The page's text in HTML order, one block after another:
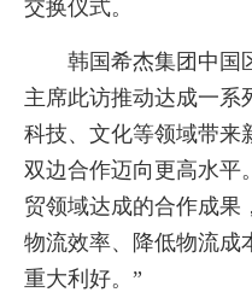
交换仪式。
韩国希杰集团中国
主席此访推动达成一系
科技、文化等领域带来
双边合作迈向更高水平
贸领域达成的合作成果
物流效率、降低物流成
重大利好。”